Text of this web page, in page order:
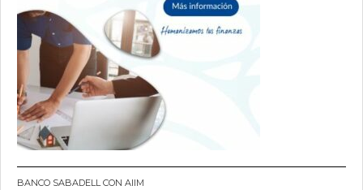
BANCO SABADELL CON AIIM